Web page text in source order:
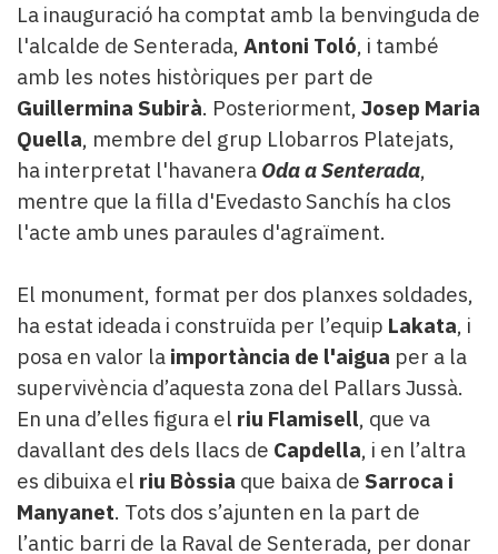
La inauguració ha comptat amb la benvinguda de
l'alcalde de Senterada, Antoni Toló, i també
amb les notes històriques per part de
Guillermina Subirà. Posteriorment, Josep Maria
Quella, membre del grup Llobarros Platejats,
ha interpretat l'havanera Oda a Senterada,
mentre que la filla d'Evedasto Sanchís ha clos
l'acte amb unes paraules d'agraïment.
El monument, format per dos planxes soldades,
ha estat ideada i construïda per l’equip Lakata, i
posa en valor la importància de l'aigua per a la
supervivència d’aquesta zona del Pallars Jussà.
En una d’elles figura el riu Flamisell, que va
davallant des dels llacs de Capdella, i en l’altra
es dibuixa el riu Bòssia que baixa de Sarroca i
Manyanet. Tots dos s’ajunten en la part de
l’antic barri de la Raval de Senterada, per donar